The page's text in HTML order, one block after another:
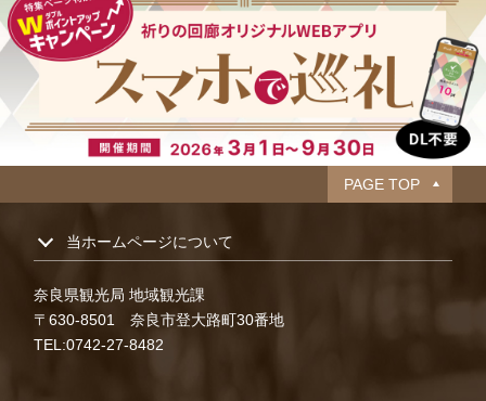
PAGE TOP
当ホームページについて
奈良県観光局 地域観光課
〒630-8501 奈良市登大路町30番地
TEL:0742-27-8482